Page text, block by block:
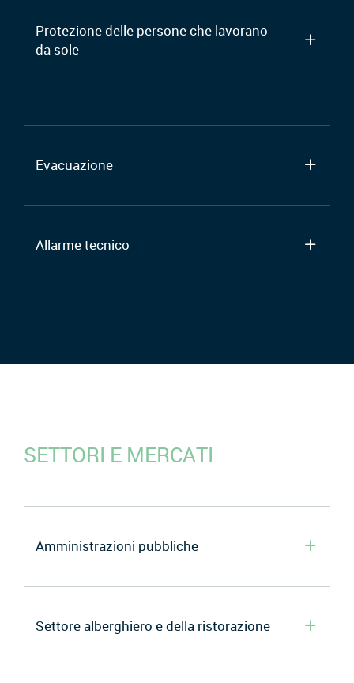
Protezione delle persone che lavorano
da sole
Evacuazione
Allarme tecnico
SETTORI E MERCATI
Amministrazioni pubbliche
Settore alberghiero e della ristorazione